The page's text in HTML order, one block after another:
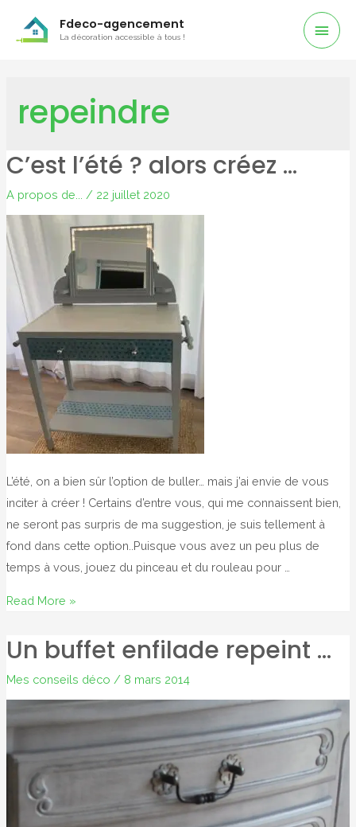
Fdeco-agencement
La décoration accessible à tous !
repeindre
C’est l’été ? alors créez …
A propos de... / 22 juillet 2020
L’été, on a bien sûr l’option de buller… mais j’ai envie de vous
inciter à créer ! Certains d’entre vous, qui me connaissent bien,
ne seront pas surpris de ma suggestion, je suis tellement à
fond dans cette option..Puisque vous avez un peu plus de
temps à vous, jouez du pinceau et du rouleau pour …
C’est
?
créez
Read More »
Un buffet enfilade repeint …
Mes conseils déco / 8 mars 2014